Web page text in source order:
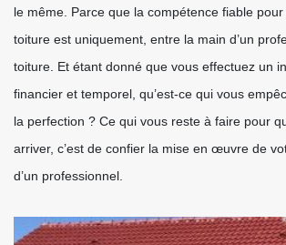
le même. Parce que la compétence fiable
toiture est uniquement, entre la main d’un
toiture. Et étant donné que vous effectuez un
financier et temporel, qu’est-ce qui vous
la perfection ? Ce qui vous reste à faire pour
arriver, c’est de confier la mise en œuvre de
d’un professionnel.